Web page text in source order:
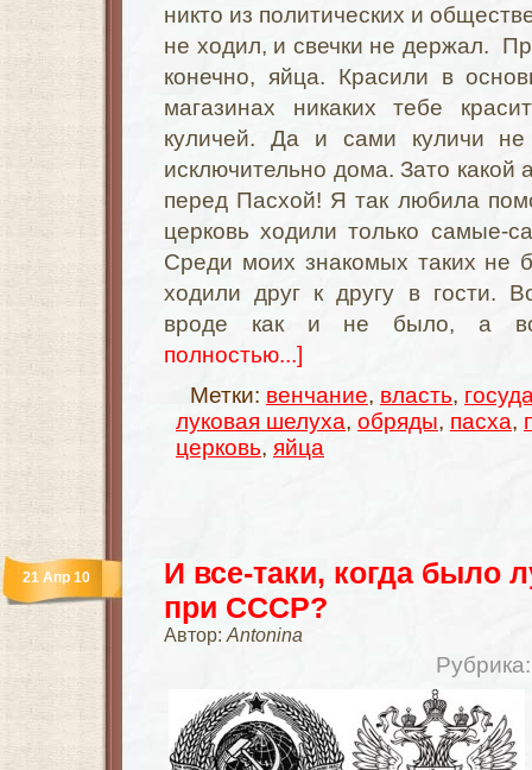
никто из политических и
не ходил, и свечки не держал.
конечно, яйца. Красили в
магазинах никаких тебе
куличей. Да и сами куличи не
исключительно дома. Зато какой
перед Пасхой! Я так любила
церковь ходили только самые-
Среди моих знакомых таких не
ходили друг к другу в гости.
вроде как и не было, а
полностью...]
Метки: венчание, власть,
луковая шелуха, обряды, пасха,
церковь, яйца
И все-таки, когда было
при СССР?
Автор: Antonina
21 Апр 10